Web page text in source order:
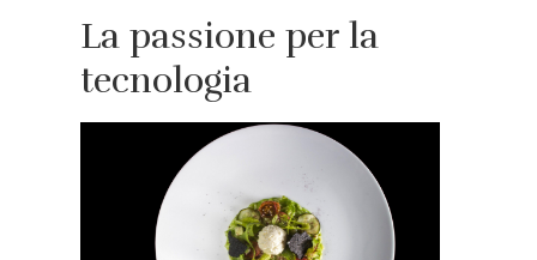
La passione per la
tecnologia